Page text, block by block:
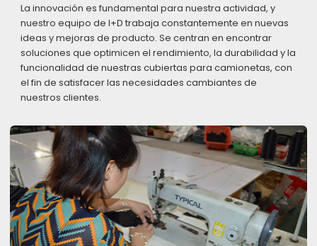
La innovación es fundamental para nuestra actividad, y
nuestro equipo de I+D trabaja constantemente en nuevas
ideas y mejoras de producto. Se centran en encontrar
soluciones que optimicen el rendimiento, la durabilidad y la
funcionalidad de nuestras cubiertas para camionetas, con
el fin de satisfacer las necesidades cambiantes de
nuestros clientes.